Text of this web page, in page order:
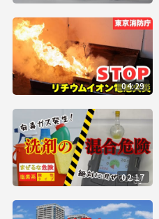
04:29
02:17